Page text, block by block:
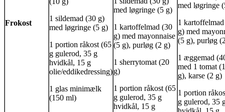
Frokost
1 sildemad (30 g)
med løgringe (5 g)
1 portion råkost (65
g gulerod, 35 g
hvidkål, 15 g
olie/eddikedressing)
1 glas minimælk
(150 ml)
med løgringe (5 g)
1 kartoffelmad (30
g) med mayonnaise
(5 g), purløg (2 g)
1 sherrytomat (20
g)
1 portion råkost (65
g gulerod, 35 g
hvidkål, 15 g
med løgringe
1
g) med
(5 g), purløg
1 æggemad
med 1 tomat
g), karse (2 g)
1 portion
g gulerod, 35